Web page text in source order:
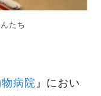
たち
病院 』におい